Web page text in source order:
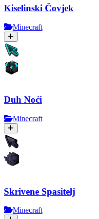
Kiselinski Čovjek
Minecraft
Duh Noći
Minecraft
Skrivene Spasitelj
Minecraft